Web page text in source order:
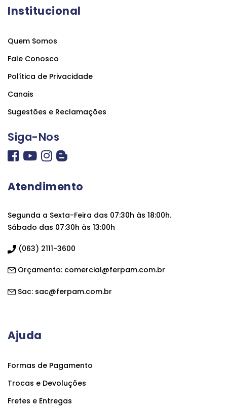
Institucional
Quem Somos
Fale Conosco
Política de Privacidade
Canais
Sugestões e Reclamações
Siga-Nos
Atendimento
Segunda a Sexta-Feira das 07:30h às 18:00h.
Sábado das 07:30h às 13:00h
(063) 2111-3600
Orçamento: comercial@ferpam.com.br
Sac: sac@ferpam.com.br
Ajuda
Formas de Pagamento
Trocas e Devoluções
Fretes e Entregas